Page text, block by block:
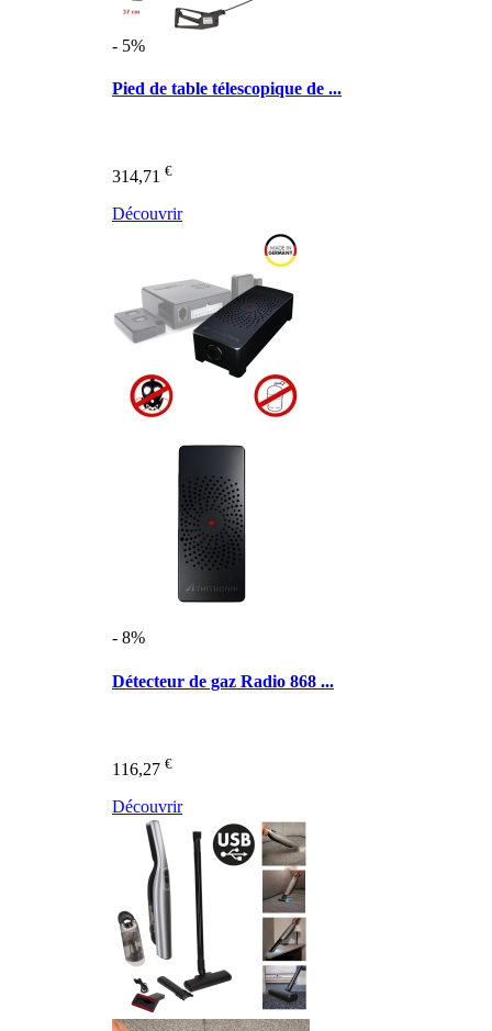
- 5%
Pied de table télescopique de ...
314,71 €
Découvrir
- 8%
Détecteur de gaz Radio 868 ...
116,27 €
Découvrir